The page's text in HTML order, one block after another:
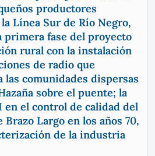
productores
Línea Sur de Río Negro,
primera fase del proyecto
rural con la instalación
de radio que
las comunidades dispersas
sobre el puente; la
en el control de calidad del
Largo en los años 70,
de la industria